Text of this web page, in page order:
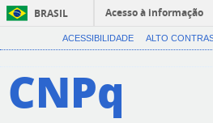
BRASIL
Acesso à informação
ACESSIBILIDADE ALTO
CNPq